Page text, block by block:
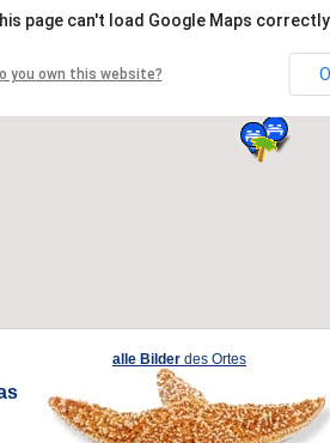
page can't load Google Maps
you own this website?
alle Bilder des Ortes